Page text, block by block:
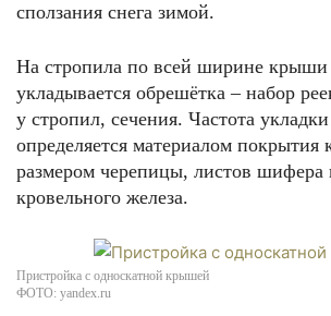
сползания снега зимой.
На стропила по всей ширине крыши
укладывается обрешётка – набор
у стропил, сечения. Частота
определяется материалом
размером черепицы, листов шифера
кровельного железа.
Пристройка с односкатной крышей
ФОТО: yandex.ru